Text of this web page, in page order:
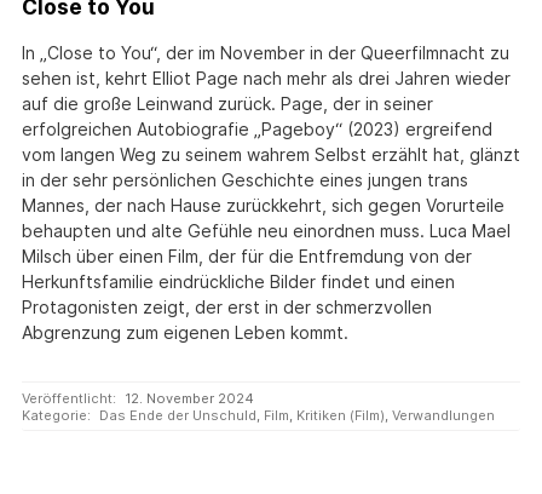
Close to You
In „Close to You“, der im November in der Queerfilmnacht zu
sehen ist, kehrt Elliot Page nach mehr als drei Jahren wieder
auf die große Leinwand zurück. Page, der in seiner
erfolgreichen Autobiografie „Pageboy“ (2023) ergreifend
vom langen Weg zu seinem wahrem Selbst erzählt hat, glänzt
in der sehr persönlichen Geschichte eines jungen trans
Mannes, der nach Hause zurückkehrt, sich gegen Vorurteile
behaupten und alte Gefühle neu einordnen muss. Luca Mael
Milsch über einen Film, der für die Entfremdung von der
Herkunftsfamilie eindrückliche Bilder findet und einen
Protagonisten zeigt, der erst in der schmerzvollen
Abgrenzung zum eigenen Leben kommt.
Veröffentlicht:
12. November 2024
Kategorie:
Das Ende der Unschuld, Film, Kritiken (Film), Verwandlungen